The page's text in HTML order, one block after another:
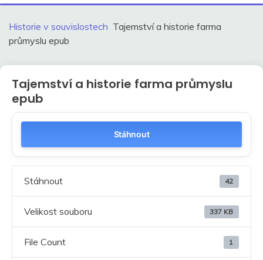
HISTORIE V
SOUVISLOSTECH
Historie v souvislostech Tajemství a historie farma
průmyslu epub
Tajemství a historie farma průmyslu
epub
Stáhnout
Stáhnout 42
Velikost souboru 337 KB
File Count 1